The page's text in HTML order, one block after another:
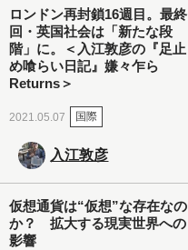
ロンドン再封鎖16週目。最終
回・英国社会は「新たな段
階」に。＜入江敦彦の『足止
め喰らい日記』嫌々乍ら
Returns＞
2021.05.07 国際
入江敦彦
仮想通貨は“仮想”な存在なの
か？ 拡大する現実世界への
影響